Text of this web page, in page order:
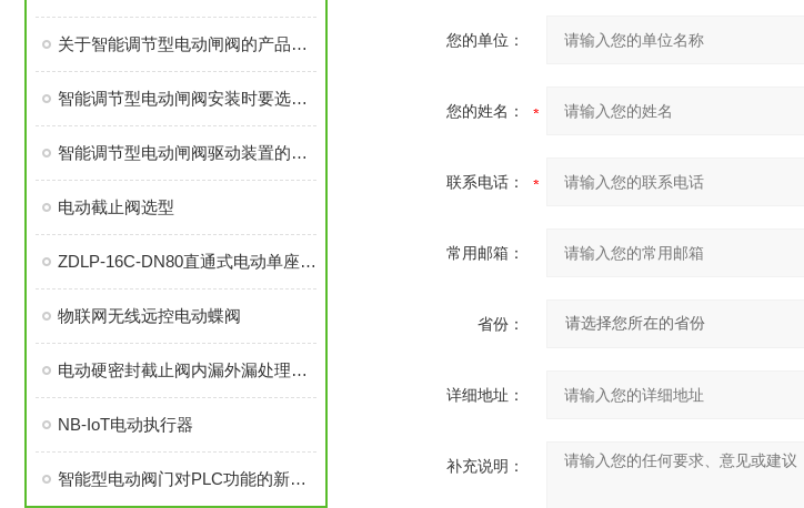
关于智能调节型电动闸阀的产品信息请看这里
智能调节型电动闸阀安装时要选配合适的手动装置
智能调节型电动闸阀驱动装置的接线须按线路图进行
电动截止阀选型
ZDLP-16C-DN80直通式电动单座调节阀
物联网无线远控电动蝶阀
电动硬密封截止阀内漏外漏处理方法
NB-IoT电动执行器
智能型电动阀门对PLC功能的新要求
您的单位：
您的姓名：
联系电话：
常用邮箱：
省份：
详细地址：
补充说明：